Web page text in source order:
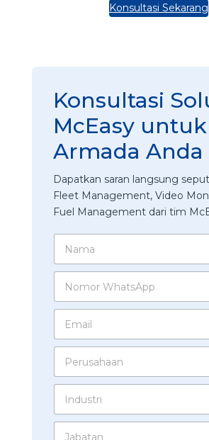
Konsultasi Sekarang
Konsultasi
McEasy untuk
Armada Anda
Dapatkan saran langsung
Fleet Management, Video
Fuel Management dari tim
N
m
N
m
W
t
A
p
E
a
*
P
r
a
I
d
J